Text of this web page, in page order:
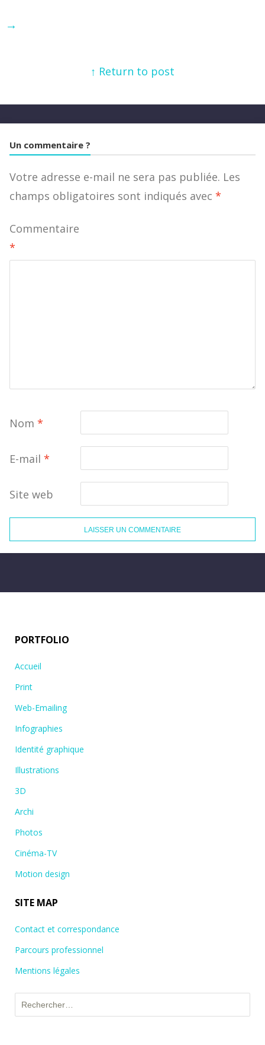
→
↑ Return to post
Un commentaire ?
Votre adresse e-mail ne sera pas publiée. Les
champs obligatoires sont indiqués avec *
Commentaire
*
Nom *
E-mail *
Site web
PORTFOLIO
Accueil
Print
Web-Emailing
Infographies
Identité graphique
Illustrations
3D
Archi
Photos
Cinéma-TV
Motion design
SITE MAP
Contact et correspondance
Parcours professionnel
Mentions légales
Rechercher :